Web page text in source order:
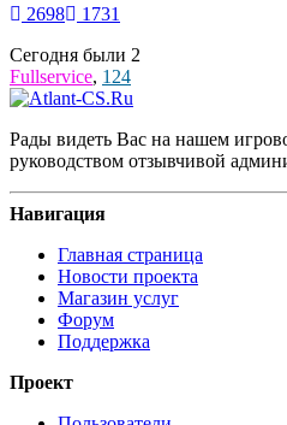
2698
1731
Сегодня были 2
Fullservice, 124
Рады видеть Вас на нашем
руководством отзывчивой
Навигация
Главная страница
Новости проекта
Магазин услуг
Форум
Поддержка
Проект